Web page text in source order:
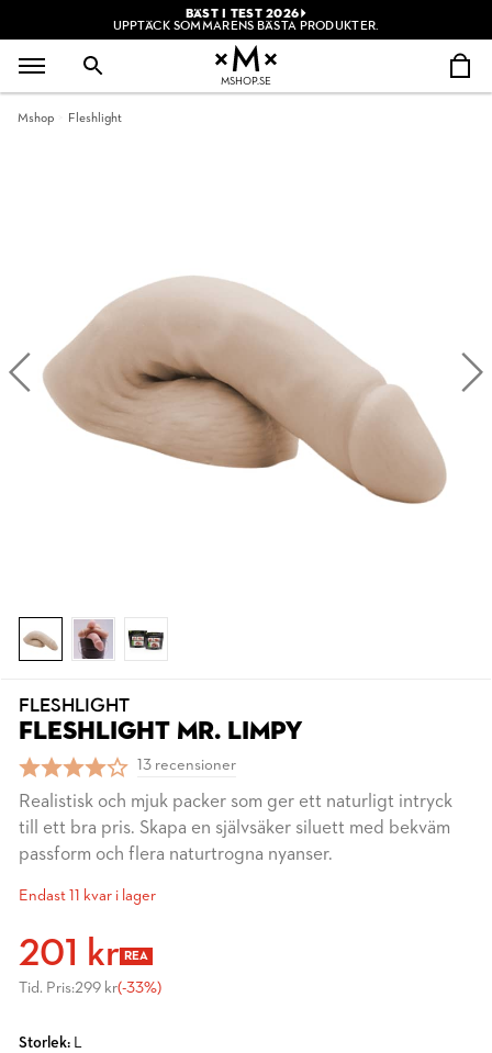
BÄST I TEST 2026
UPPTÄCK SOMMARENS BÄSTA PRODUKTER.
MSHOP.SE
Mshop Fleshlight
FLESHLIGHT
FLESHLIGHT MR. LIMPY
13 recensioner
Realistisk och mjuk packer som ger ett naturligt intryck
till ett bra pris. Skapa en självsäker siluett med bekväm
passform och flera naturtrogna nyanser.
Endast 11 kvar i lager
201 kr REA
Tid. Pris:299 kr(-33%)
Storlek: L